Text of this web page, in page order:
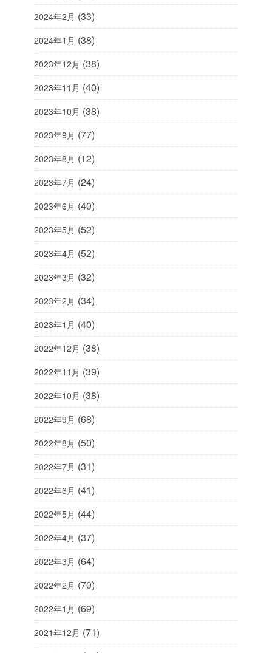
2024年2月 (33)
2024年1月 (38)
2023年12月 (38)
2023年11月 (40)
2023年10月 (38)
2023年9月 (77)
2023年8月 (12)
2023年7月 (24)
2023年6月 (40)
2023年5月 (52)
2023年4月 (52)
2023年3月 (32)
2023年2月 (34)
2023年1月 (40)
2022年12月 (38)
2022年11月 (39)
2022年10月 (38)
2022年9月 (68)
2022年8月 (50)
2022年7月 (31)
2022年6月 (41)
2022年5月 (44)
2022年4月 (37)
2022年3月 (64)
2022年2月 (70)
2022年1月 (69)
2021年12月 (71)